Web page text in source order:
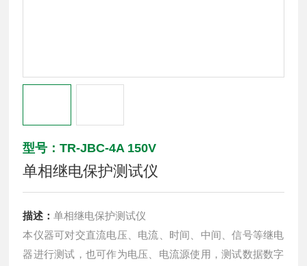
型号：TR-JBC-4A 150V
单相继电保护测试仪
描述：单相继电保护测试仪
本仪器可对交直流电压、电流、时间、中间、信号等继电
器进行测试，也可作为电压、电流源使用，测试数据数字